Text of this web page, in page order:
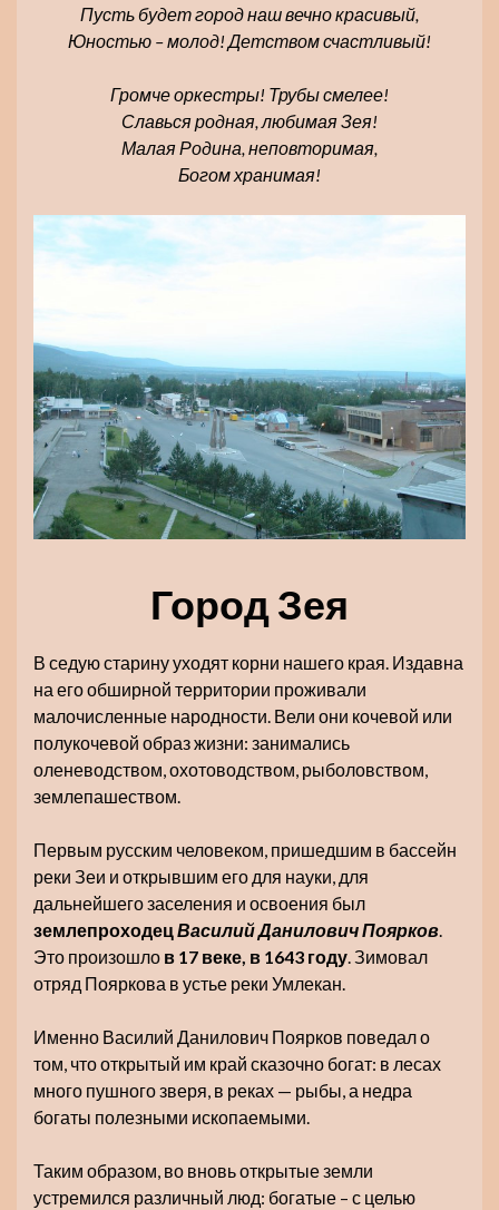
Пусть будет город наш вечно красивый,
Юностью – молод! Детством счастливый!
Громче оркестры! Трубы смелее!
Славься родная, любимая Зея!
Малая Родина, неповторимая,
Богом хранимая!
Город Зея
В седую старину уходят корни нашего края. Издавна
на его обширной территории проживали
малочисленные народности. Вели они кочевой или
полукочевой образ жизни: занимались
оленеводством, охотоводством, рыболовством,
землепашеством.
Первым русским человеком, пришедшим в бассейн
реки Зеи и открывшим его для науки, для
дальнейшего заселения и освоения был
землепроходецВасилий Данилович Поярков.
Это произошло в 17 веке, в 1643 году. Зимовал
отряд Пояркова в устье реки Умлекан.
Именно Василий Данилович Поярков поведал о
том, что открытый им край сказочно богат: в лесах
много пушного зверя, в реках — рыбы, а недра
богаты полезными ископаемыми.
Таким образом, во вновь открытые земли
устремился различный люд: богатые – с целью